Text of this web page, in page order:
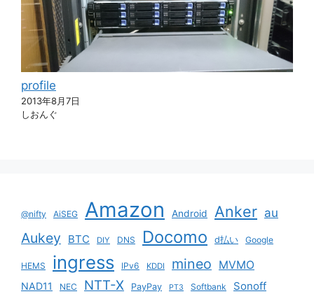
profile
2013年8月7日
しおんぐ
@nifty AiSEG Amazon Android Anker au
Aukey BTC DIY DNS Docomo d払い Google
HEMS ingress IPv6 KDDI mineo MVMO
NAD11 NEC NTT-X PayPay PT3 Softbank Sonoff